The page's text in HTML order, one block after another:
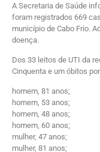
A Secretaria de Saúde
foram registrados 669
município de Cabo Frio.
doença.
Dos 33 leitos de UTI da
Cinquenta e um óbitos
homem, 81 anos;
homem, 53 anos;
homem, 48 anos;
homem, 60 anos;
mulher, 47 anos;
mulher, 81 anos;